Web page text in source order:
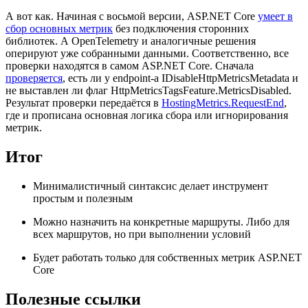
А вот как. Начиная с восьмой версии, ASP.NET Core умеет в
сбор основных метрик без подключения сторонних
библиотек. А OpenTelemetry и аналогичные решения
оперируют уже собранными данными. Соответственно, все
проверки находятся в самом ASP.NET Core. Сначала
проверяется, есть ли у endpoint-а IDisableHttpMetricsMetadata и
не выставлен ли флаг HttpMetricsTagsFeature.MetricsDisabled.
Результат проверки передаётся в HostingMetrics.RequestEnd,
где и прописана основная логика сбора или игнорирования
метрик.
Итог
Минималистичный синтаксис делает инструмент
простым и полезным
Можно назначить на конкретные маршруты. Либо для
всех маршрутов, но при выполнении условий
Будет работать только для собственных метрик ASP.NET
Core
Полезные ссылки